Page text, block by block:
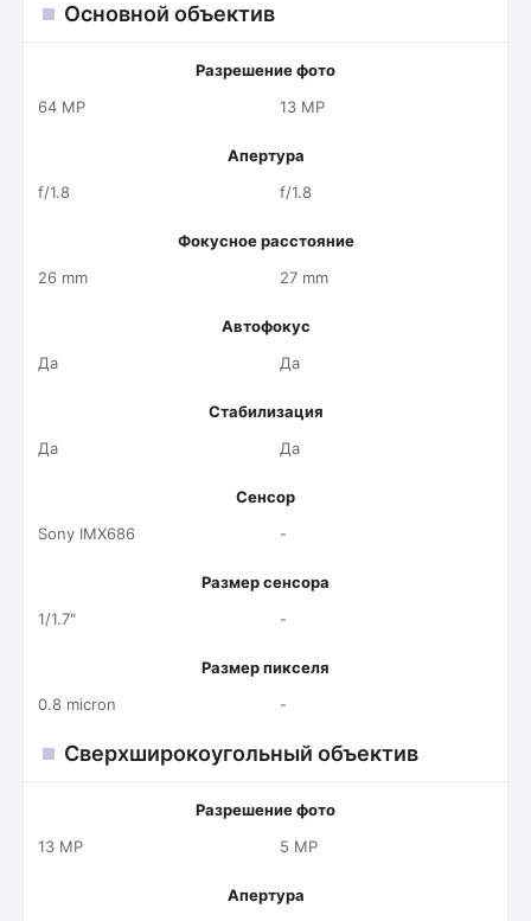
Основной объектив
Разрешение фото
64 MP
13 MP
Апертура
f/1.8
f/1.8
Фокусное расстояние
26 mm
27 mm
Автофокус
Да
Да
Стабилизация
Да
Да
Сенсор
Sony IMX686
-
Размер сенсора
1/1.7"
-
Размер пикселя
0.8 micron
-
Сверхширокоугольный объектив
Разрешение фото
13 MP
5 MP
Апертура